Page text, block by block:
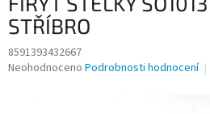
STŘÍBRO
8591393432667
Průměrné
Neohodnoceno Podrobnosti hodnocení